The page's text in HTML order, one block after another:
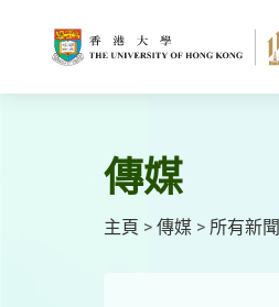
傳媒
主頁 > 傳媒 > 所有新聞